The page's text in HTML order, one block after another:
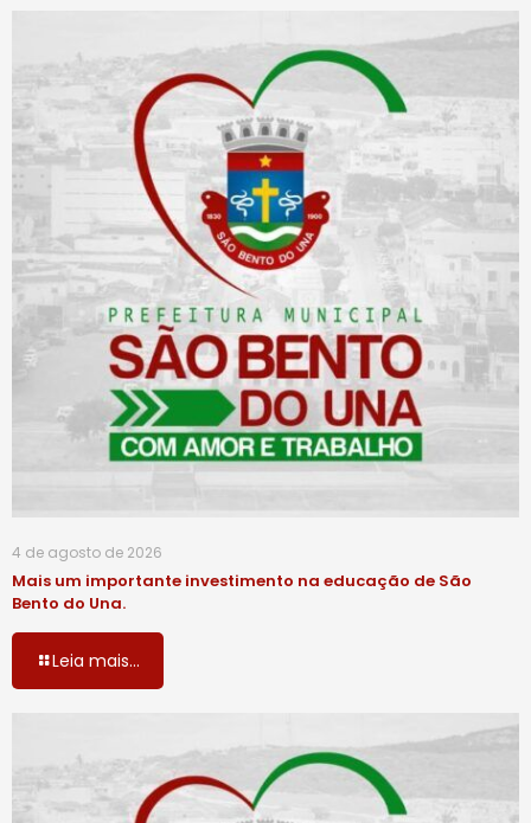
4 de agosto de 2026
Mais um importante investimento na educação de São
Bento do Una.
Leia mais...